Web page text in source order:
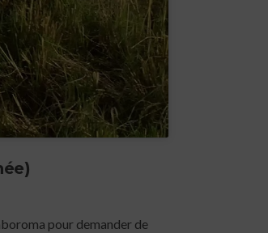
pour demander de